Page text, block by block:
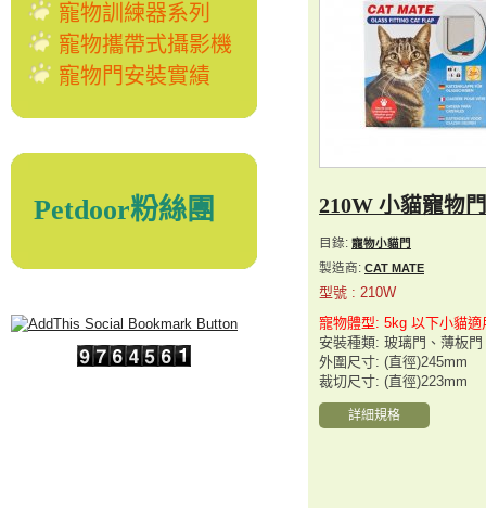
寵物訓練器系列
寵物攜帶式攝影機
寵物門安裝實績
Petdoor粉絲團 210W 小貓寵物門
目錄: 寵物小貓門
製造商: CAT MATE
型號 : 210W
寵物體型: 5kg 以下小貓適
安裝種類: 玻璃門、薄板
外圍尺寸: (直徑)245mm
裁切尺寸: (直徑)223mm
詳細規格